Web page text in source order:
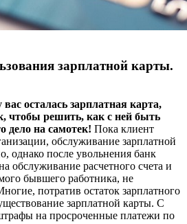
зарплатной карты.
осталась зарплатная карта,
чтобы решить, как с ней быть
дело на самотек! Пока клиент
обслуживание зарплатной
однако после увольнения банк
обслуживание расчетного счета и
бывшего работника, не
потратив остаток зарплатного
зарплатной карты. С
на просроченные платежи по